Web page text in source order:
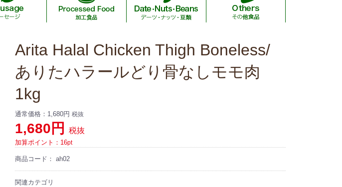
Japanese Halal Wagyu / 国産ハラール黒毛和牛
Australia Halal Beef/オーストラリア産ハラール牛
Mutton / 羊肉
Sausage / ソーセージ
Chicken Nuggets & Hamburger / チキンナゲット・ハンバーグ
Sauce / ソース
Beans / 豆類
Halal Others / その他食品
Arita Halal Chicken Thigh Boneless/
ありたハラールどり骨なしモモ肉
1kg
通常価格： 1,680円 税抜
1,680円 税抜
加算ポイント： 16pt
商品コード： ah02
関連カテゴリ